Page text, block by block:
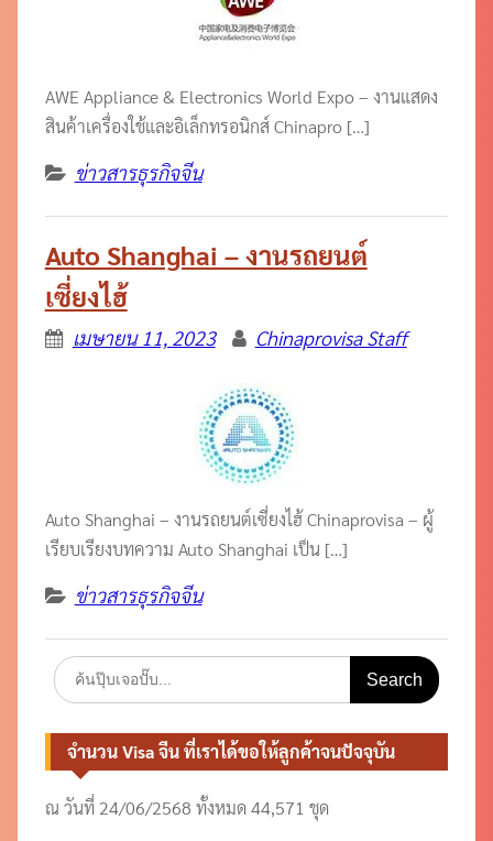
AWE Appliance & Electronics World Expo – งานแสดง
สินค้าเครื่องใช้และอิเล็กทรอนิกส์ Chinapro […]
ข่าวสารธุรกิจจีน
Auto Shanghai – งานรถยนต์
เซี่ยงไฮ้
เมษายน 11, 2023 Chinaprovisa Staff
Auto Shanghai – งานรถยนต์เซี่ยงไฮ้ Chinaprovisa – ผู้
เรียบเรียงบทความ Auto Shanghai เป็น […]
ข่าวสารธุรกิจจีน
Search
for:
จำนวน Visa จีน ที่เราได้ขอให้ลูกค้าจนปัจจุบัน
ณ วันที่ 24/06/2568 ทั้งหมด 44,571 ชุด